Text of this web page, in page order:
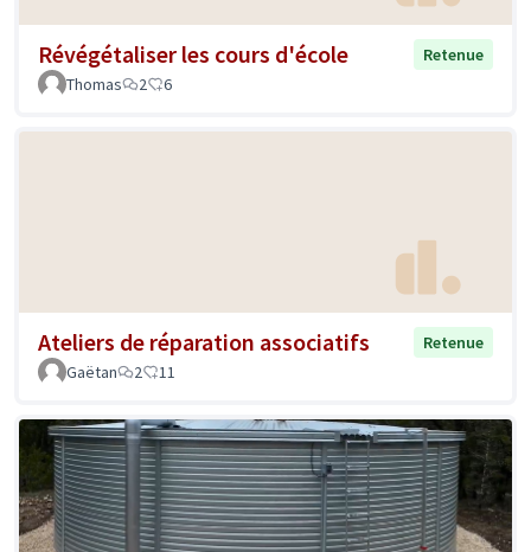
Révégétaliser les cours d'école
Retenue
Thomas
2 6
Ateliers de réparation associatifs
Retenue
Gaëtan
2 11